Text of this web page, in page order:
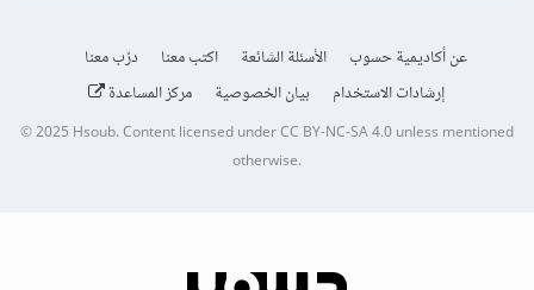
عن أكاديمية حسوب الأسئلة الشائعة اكتب معنا
درّب معنا
إرشادات الاستخدام
بيان الخصوصية مركز المساعدة
© 2025Hsoub.Content licensed underCC BY-NC-SA 4.0unless mentioned
otherwise.